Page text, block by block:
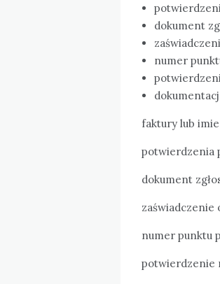
dokument
numer
faktury lub
potwierdzenia
dokument
zaświadczenie
numer punktu
potwierdzenie